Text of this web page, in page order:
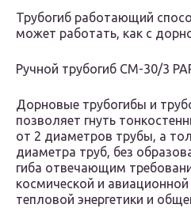
Трубогиб работающий
может работать, как с
Ручной трубогиб СМ-30/3
Дорновые трубогибы и
позволяет гнуть
от 2 диаметров трубы, а
диаметра труб, без
гиба отвечающим
космической и
тепловой энергетики и